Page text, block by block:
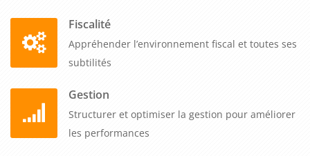
Fiscalité
Appréhender l’environnement fiscal et toutes ses
subtilités
Gestion
Structurer et optimiser la gestion pour améliorer
les performances